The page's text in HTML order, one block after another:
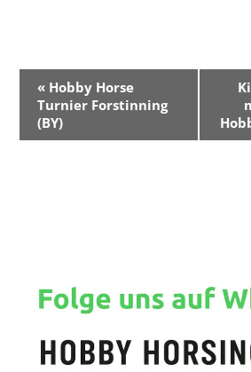
a
« Hobby Horse
Turnier Forstinning
(BY)